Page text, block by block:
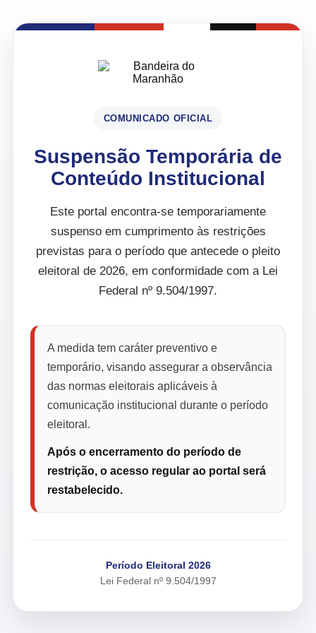
COMUNICADO OFICIAL
Suspensão Temporária de
Conteúdo Institucional
Este portal encontra-se temporariamente
suspenso em cumprimento às restrições
previstas para o período que antecede o pleito
eleitoral de 2026, em conformidade com a Lei
Federal nº 9.504/1997.
A medida tem caráter preventivo e
temporário, visando assegurar a observância
das normas eleitorais aplicáveis à
comunicação institucional durante o período
eleitoral.
Após o encerramento do período de
restrição, o acesso regular ao portal será
restabelecido.
Período Eleitoral 2026
Lei Federal nº 9.504/1997